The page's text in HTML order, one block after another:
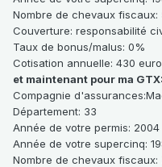
Nombre de chevaux fiscaux:
Couverture: responsabilité
Taux de bonus/malus: 0%
Cotisation annuelle: 430
et maintenant pour ma GTX:
Compagnie
Département: 33
Année de votre permis: 2004
Année de votre supercinq:
Nombre de chevaux fiscaux: